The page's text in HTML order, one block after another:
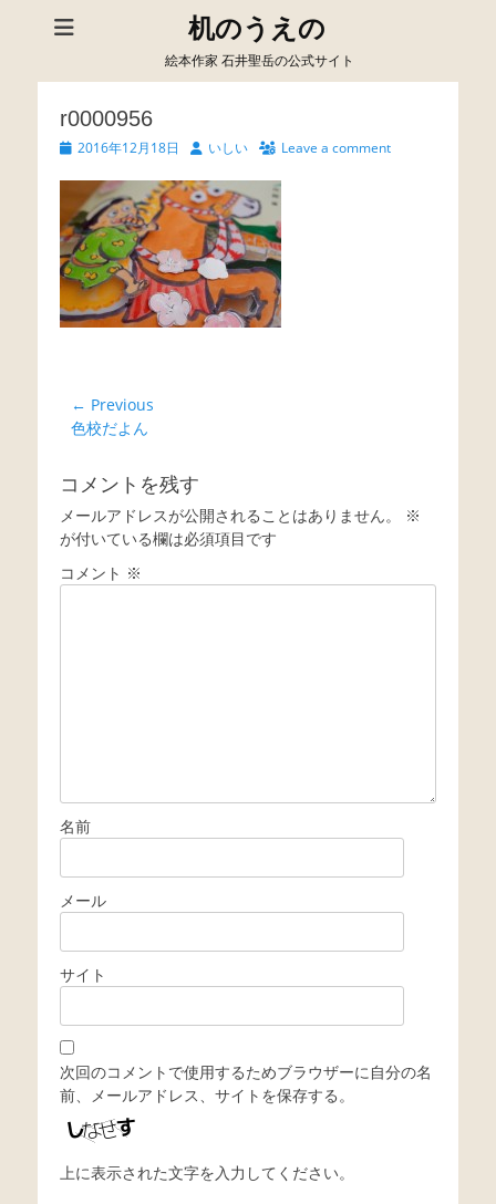
机のうえの
絵本作家 石井聖岳の公式サイト
r0000956
Posted2016年12月18日 Authorいしい Leave a comment
投
稿
ビ
ゲ
ー
シ
← Previous
Previous
色校だよん
コメントを残す
メールアドレスが公開されることはありません。
※
が付いている欄は必須項目です
コメント ※
名前
メール
サイト
次回のコメントで使用するためブラウザーに自分の名
前、メールアドレス、サイトを保存する。
上に表示された文字を入力してください。